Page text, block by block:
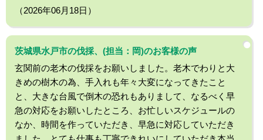
（2026年06月18日）
茨城県水戸市の伐採、(担当：岡)のお客様の声
玄関前の老木の伐採をお願いしました。老木でわりと大
きめの樹木の為、手入れも年々大変になってきたこと
と、大きな台風で倒木の恐れもありまして、なるべく早
急の対応をお願いしたところ、お忙しいスケジュールの
なか、時間を作っていただき、早急に対応していただき